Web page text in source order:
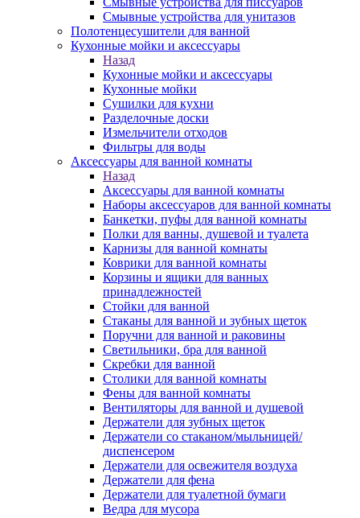
Смывные устройства для унитазов
Полотенцесушители для ванной
Кухонные мойки и аксессуары
Назад
Кухонные мойки и аксессуары
Кухонные мойки
Сушилки для кухни
Разделочные доски
Измельчители отходов
Фильтры для воды
Аксессуары для ванной комнаты
Назад
Аксессуары для ванной комнаты
Наборы аксессуаров для ванной комнаты
Банкетки, пуфы для ванной комнаты
Полки для ванны, душевой и туалета
Карнизы для ванной комнаты
Коврики для ванной комнаты
Корзины и ящики для ванных
принадлежностей
Стойки для ванной
Стаканы для ванной и зубных щеток
Поручни для ванной и раковины
Светильники, бра для ванной
Скребки для ванной
Столики для ванной комнаты
Фены для ванной комнаты
Вентиляторы для ванной и душевой
Держатели для зубных щеток
Держатели со стаканом/мыльницей/
диспенсером
Держатели для освежителя воздуха
Держатели для фена
Держатели для туалетной бумаги
Ведра для мусора